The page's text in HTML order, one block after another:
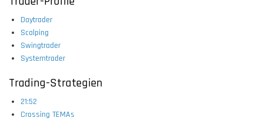
Daytrader
Scalping
Swingtrader
Systemtrader
Trading-Strategien
21:52
Crossing TEMAs